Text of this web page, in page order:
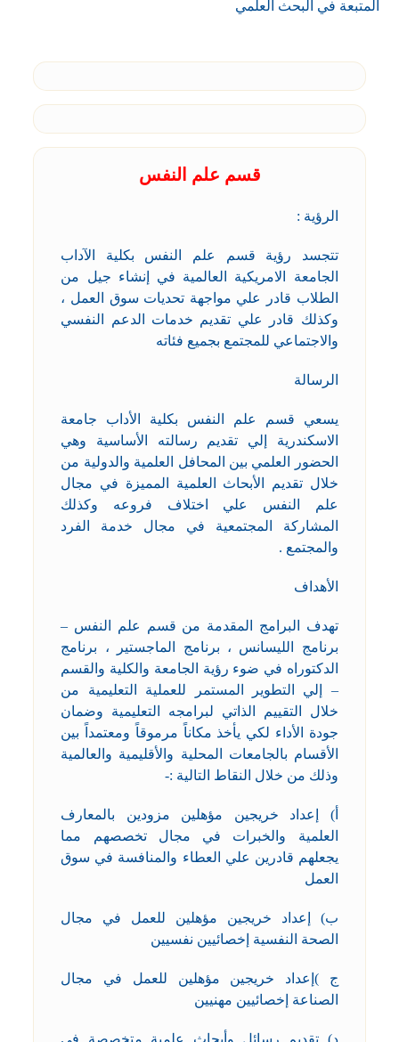
المتبعة في البحث العلمي
قسم علم النفس
الرؤية :
تتجسد رؤية قسم علم النفس بكلية الآداب
الجامعة الامريكية العالمية في إنشاء جيل من
الطلاب قادر علي مواجهة تحديات سوق العمل ،
وكذلك قادر علي تقديم خدمات الدعم النفسي
والاجتماعي للمجتمع بجميع فئاته
الرسالة
يسعي قسم علم النفس بكلية الأداب جامعة
الاسكندرية إلي تقديم رسالته الأساسية وهي
الحضور العلمي بين المحافل العلمية والدولية من
خلال تقديم الأبحاث العلمية المميزة في مجال
علم النفس علي اختلاف فروعه وكذلك
المشاركة المجتمعية في مجال خدمة الفرد
والمجتمع .
الأهداف
تهدف البرامج المقدمة من قسم علم النفس –
برنامج الليسانس ، برنامج الماجستير ، برنامج
الدكتوراه في ضوء رؤية الجامعة والكلية والقسم
– إلي التطوير المستمر للعملية التعليمية من
خلال التقييم الذاتي لبرامجه التعليمية وضمان
جودة الأداء لكي يأخذ مكاناً مرموقاً ومعتمداً بين
الأقسام بالجامعات المحلية والأقليمية والعالمية
وذلك من خلال النقاط التالية :-
أ) إعداد خريجين مؤهلين مزودين بالمعارف
العلمية والخبرات في مجال تخصصهم مما
يجعلهم قادرين علي العطاء والمنافسة في سوق
العمل
ب) إعداد خريجين مؤهلين للعمل في مجال
الصحة النفسية إخصائيين نفسيين
ج )إعداد خريجين مؤهلين للعمل في مجال
الصناعة إخصائيين مهنيين